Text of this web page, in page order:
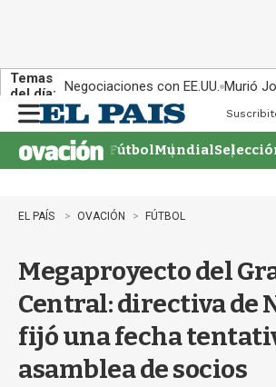
Temas
del día: Negociaciones con EE.UU. Murió
n
u
FútbolMundial
EL PAÍS OVACIÓN FÚTBOL
Megaproyecto del
Central: directiva de
fijó una fecha
asamblea de socios